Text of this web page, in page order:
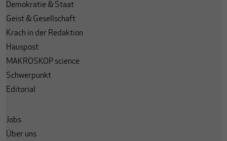
Demokratie & Staat
Geist & Gesellschaft
Krach in der Redaktion
Hauspost
MAKROSKOP science
Schwerpunkt
Editorial
Jobs
Über uns